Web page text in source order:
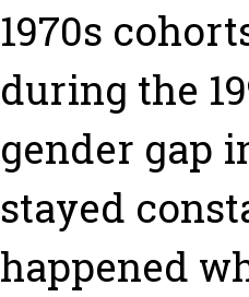
1970s
during the
gender gap
stayed
happened